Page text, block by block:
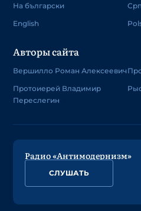
На български
English
Авторы сайта
Вершилло Роман Алексеевич
Протоиерей Владимир
Переслегин
Радио «Антимодернизм»
СЛУШАТЬ